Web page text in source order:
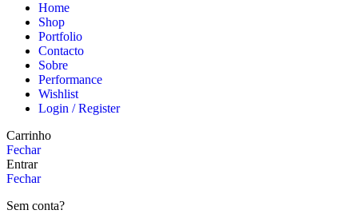
Home
Shop
Portfolio
Contacto
Sobre
Performance
Wishlist
Login / Register
Carrinho
Fechar
Entrar
Fechar
Sem conta?